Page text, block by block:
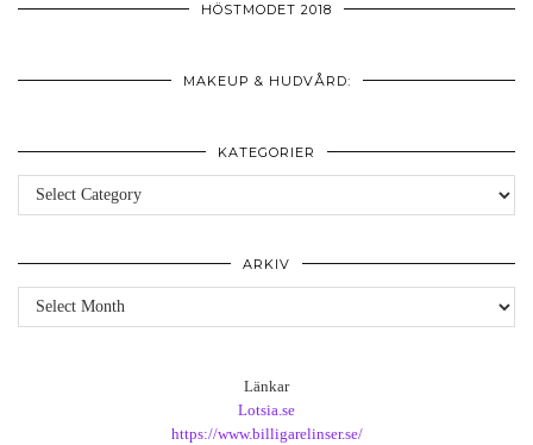
HÖSTMODET 2018
MAKEUP & HUDVÅRD:
KATEGORIER
Kategorier
ARKIV
Arkiv
Länkar
Lotsia.se
https://www.billigarelinser.se/